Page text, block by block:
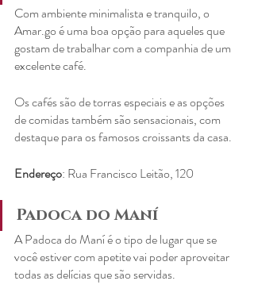
Com ambiente minimalista e tranquilo, o
Amar.go é uma boa opção para aqueles que
gostam de trabalhar com a companhia de um
excelente café.
Os cafés são de torras especiais e as opções
de comidas também são sensacionais, com
destaque para os famosos croissants da casa.
Endereço: Rua Francisco Leitão, 120
Padoca do Maní
A Padoca do Maní é o tipo de lugar que se
você estiver com apetite vai poder aproveitar
todas as delícias que são servidas.